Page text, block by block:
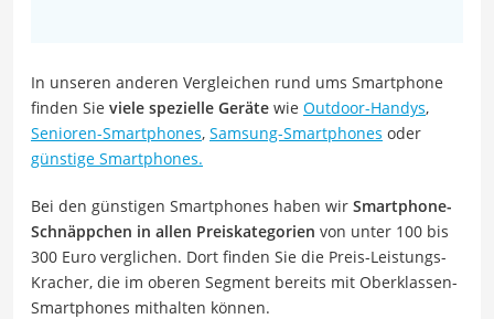
In unseren anderen Vergleichen rund ums Smartphone
finden Sie viele spezielle Geräte wie Outdoor-Handys,
Senioren-Smartphones, Samsung-Smartphones oder
günstige Smartphones.
Bei den günstigen Smartphones haben wir Smartphone-
Schnäppchen in allen Preiskategorien von unter 100 bis
300 Euro verglichen. Dort finden Sie die Preis-Leistungs-
Kracher, die im oberen Segment bereits mit Oberklassen-
Smartphones mithalten können.